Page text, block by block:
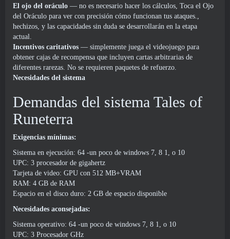
El ojo del oráculo — no es necesario hacer los cálculos, Toca el Ojo
del Oráculo para ver con precisión cómo funcionan tus ataques.,
hechizos, y las capacidades sin duda se desarrollarán en la etapa
actual.
Incentivos caritativos — simplemente juega el videojuego para
obtener cajas de recompensa que incluyen cartas arbitrarias de
diferentes rarezas. No se requieren paquetes de refuerzo.
Necesidades del sistema
Demandas del sistema Tales of
Runeterra
Exigencias mínimas:
Sistema en ejecución: 64 -un poco de windows 7, 8 1, o 10
UPC: 3 procesador de gigahertz
Tarjeta de video: GPU con 512 MB+VRAM
RAM: 4 GB de RAM
Espacio en el disco duro: 2 GB de espacio disponible
Necesidades aconsejadas:
Sistema operativo: 64 -un poco de windows 7, 8 1, o 10
UPC: 3 Procesador GHz